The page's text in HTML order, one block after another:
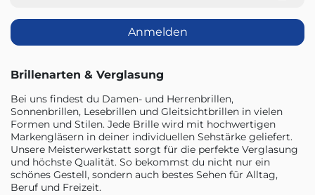
Anmelden
Brillenarten & Verglasung
Bei uns findest du Damen- und Herrenbrillen,
Sonnenbrillen, Lesebrillen und Gleitsichtbrillen in vielen
Formen und Stilen. Jede Brille wird mit hochwertigen
Markengläsern in deiner individuellen Sehstärke geliefert.
Unsere Meisterwerkstatt sorgt für die perfekte Verglasung
und höchste Qualität. So bekommst du nicht nur ein
schönes Gestell, sondern auch bestes Sehen für Alltag,
Beruf und Freizeit.